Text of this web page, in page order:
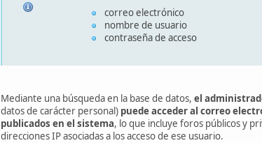
correo electrónico
nombre de usuario
contraseña de acceso
Mediante una búsqueda en la base de datos, el
datos de carácter personal) puede acceder al correo
publicados en el sistema, lo que incluye foros públicos y
direcciones IP asociadas a los acceso de ese usuario.